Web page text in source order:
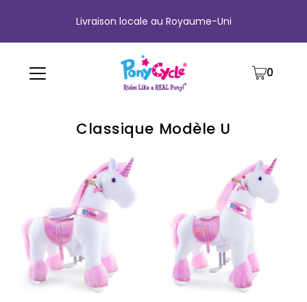
Garantie de remboursement de 30 jours
0
Classique Modèle U